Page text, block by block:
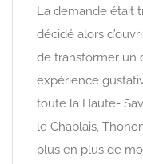
La demande était
décidé alors
de transformer un
expérience
toute la Haute-
le Chablais,
plus en plus de